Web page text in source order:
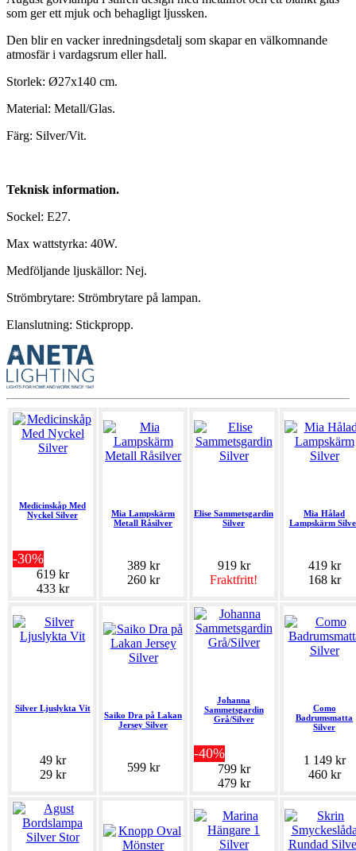
som ger ett mjuk och behagligt ljussken.
Den blir en vacker inredningsdetalj som skapar en välkomnande
atmosfär i vardagsrum eller hall.
Storlek: Ø27x140 cm.
Material: Metall/Glas.
Färg: Silver/Vit.
Teknisk information.
Sockel: E27.
Max wattstyrka: 40W.
Medföljande ljuskällor: Nej.
Strömbrytare: Strömbrytare på lampan.
Elanslutning: Stickpropp.
Medicinskåp Med
Nyckel Silver
-30%
619 kr
433 kr
Mia Lampskärm
Metall Råsilver
389 kr
260 kr
Elise Sammetsgardin
Silver
919 kr
Fraktfritt!
Mia Hålad
Lampskärm
419 kr
168 kr
Silver Ljuslykta Vit
49 kr
29 kr
Saiko Dra på Lakan
Jersey Silver
599 kr
Johanna
Sammetsgardin
Grå/Silver
-40%
799 kr
479 kr
Como
Badrumsmatta
Silver
1 149 kr
460 kr